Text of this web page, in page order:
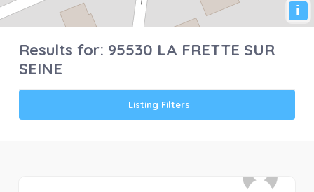
i
Results for: 95530 LA FRETTE SUR
SEINE
Listing Filters